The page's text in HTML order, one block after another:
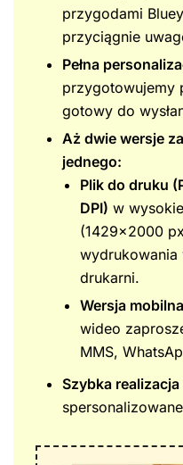
przygodami
przyciągnie
Pełna
przygotowujemy
gotowy do
Aż dwie wersje
jednego:
Plik do druku
DPI) w
(1429×2000
drukarni.
Wersja
wideo
MMS,
Szybka realizacja